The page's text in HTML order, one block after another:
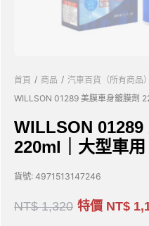
首頁 / 商品 / 汽車百貨（所有商品）
WILLSON 01289 美膜車身鍍膜劑
WILLSON 01289
220ml｜大型車用
貨號: 4971513147246
NT$1,320 特價 NT$